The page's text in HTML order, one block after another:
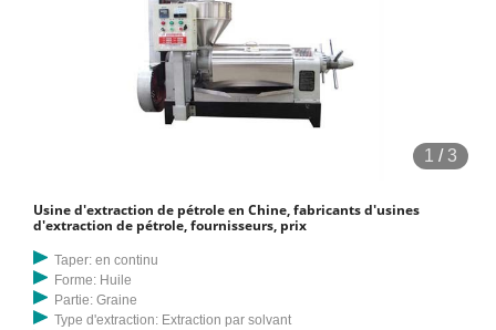
1 /3
Usine d'extraction de pétrole en Chine, fabricants d'usines
d'extraction de pétrole, fournisseurs, prix
Taper: en continu
Forme: Huile
Partie: Graine
Type d'extraction: Extraction par solvant